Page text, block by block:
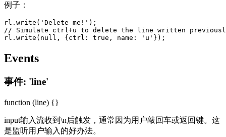
例子：
rl.write('Delete me!');
// Simulate ctrl+u to delete the line written
Events
事件: 'line'
function (line) {}
input输入流收到\n后触发，通常因为用户敲回车或返回键。这
是监听用户输入的好办法。